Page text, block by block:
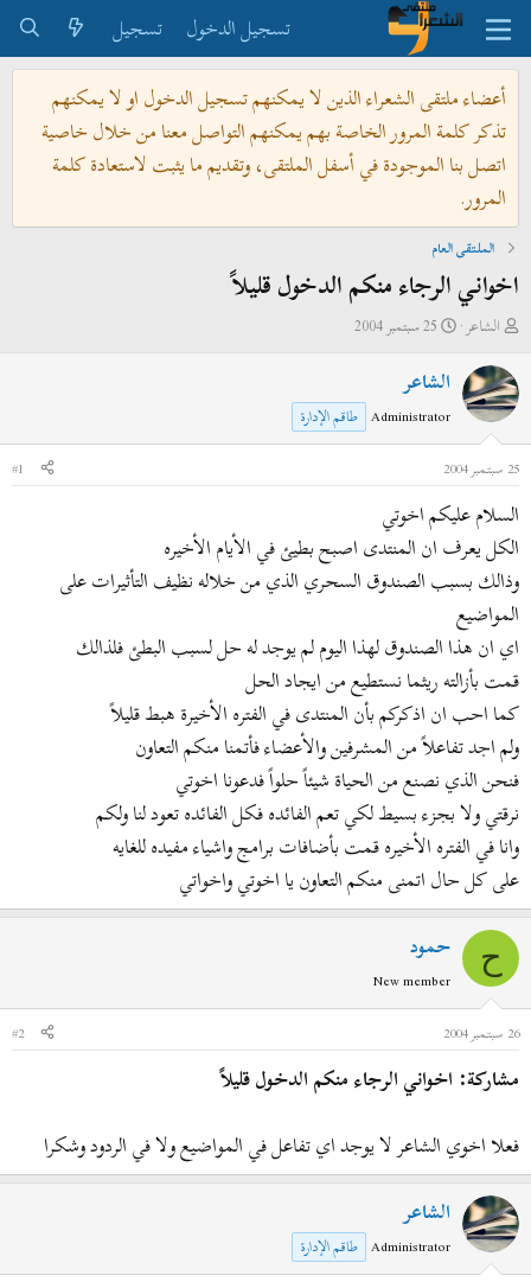
تسجيل الدخول
تسجيل
أعضاء ملتقى الشعراء الذين لا يمكنهم تسجيل الدخول او لا يمكنهم
تذكر كلمة المرور الخاصة بهم يمكنهم التواصل معنا من خلال خاصية
اتصل بنا الموجودة في أسفل الملتقى، وتقديم ما يثبت لاستعادة كلمة
المرور.
الملتقى العام
اخواني الرجاء منكم الدخول قليلاً
ب
د
ئ
م
و
ض
و
ع
الشاعر
ت
ر
ي
ل
ب
د
25 سبتمبر 2004
الشاعر
Administrator طاقم الإدارة
25 سبتمبر 2004
#1
السلام عليكم اخوتي
الكل يعرف ان المنتدى اصبح بطيئ في الأيام الأخيره
وذالك بسبب الصندوق السحري الذي من خلاله نظيف التأثيرات على
المواضيع
اي ان هذا الصندوق لهذا اليوم لم يوجد له حل لسبب البطئ فلذالك
قمت بأزالته ريثما نستطيع من ايجاد الحل
كما احب ان اذكركم بأن المنتدى في الفتره الأخيرة هبط قليلاً
ولم اجد تفاعلاً من المشرفين والأعضاء فأتمنا منكم التعاون
فنحن الذي نصنع من الحياة شيئاً حلواً فدعونا اخوتي
نرقتي ولا بجزء بسيط لكي تعم الفائده فكل الفائده تعود لنا ولكم
وانا في الفتره الأخيره قمت بأضافات برامج واشياء مفيده للغايه
على كل حال اتمنى منكم التعاون يا اخوتي واخواتي
ح حمود
New member
26 سبتمبر 2004
#2
مشاركة: اخواني الرجاء منكم الدخول قليلاً
فعلا اخوي الشاعر لا يوجد اي تفاعل في المواضيع ولا في الردود وشكرا
الشاعر
Administrator طاقم الإدارة